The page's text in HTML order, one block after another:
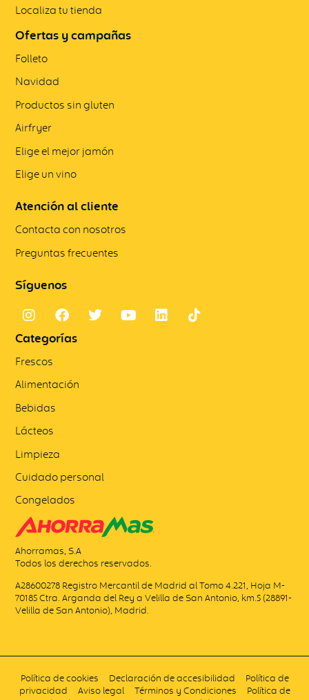
Localiza tu tienda
Ofertas y campañas
Folleto
Navidad
Productos sin gluten
Airfryer
Elige el mejor jamón
Elige un vino
Atención al cliente
Contacta con nosotros
Preguntas frecuentes
Síguenos
Categorías
Frescos
Alimentación
Bebidas
Lácteos
Limpieza
Cuidado personal
Congelados
Ahorramas, S.A
Todos los derechos reservados.
A28600278 Registro Mercantil de Madrid al Tomo 4.221, Hoja M-
70185 Ctra. Arganda del Rey a Velilla de San Antonio, km.5 (28891-
Velilla de San Antonio), Madrid.
Política de cookies Declaración de accesibilidad
Política de
privacidad
Aviso legal Términos y Condiciones
Política de